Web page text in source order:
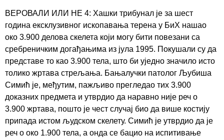
ВЕРОВАЛИ ИЛИ НЕ 4: Хашки трибунал је за шест
година ексклузивног ископавања терена у БиХ нашао
око 3.900 делова скелета који могу бити повезани са
сребреничким догађањима из јула 1995. Покушали су да
представе то као 3.900 тела, што би уједно значило исто
толико жртава стрељања. Бањалучки патолог Љубиша
Симић је, међутим, пажљиво прегледао тих 3.900
доказних предмета и утврдио да наравно није реч о
3.900 жртава, пошто је чест случај био да више костију
припада истом људском скелету. Симић је утврдио да је
реч о око 1.900 тела, а онда се бацио на испитивање